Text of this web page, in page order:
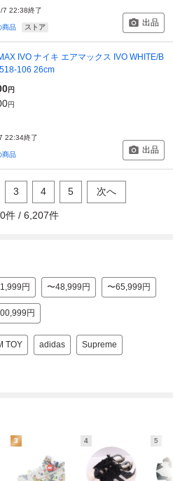
7 22:38終了
商品 ストア 出品
IVO ナイキ エアマックス IVO WHITE/B
106 26cm
円
円
22:34終了
商品 出品
3 4 5 次へ
件 / 6,207件
円 〜48,999円 〜65,999円
円
TOY adidas Supreme
3 4 5